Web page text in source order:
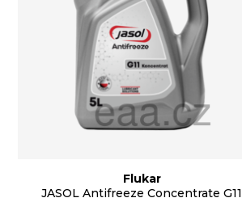
Flukar
JASOL Antifreeze Concentrate G11